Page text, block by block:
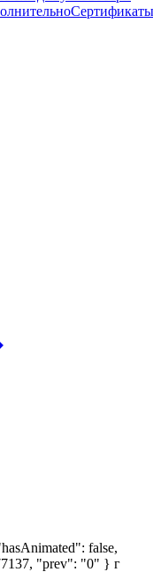
Сертификаты
false,
"prev": "0" } г